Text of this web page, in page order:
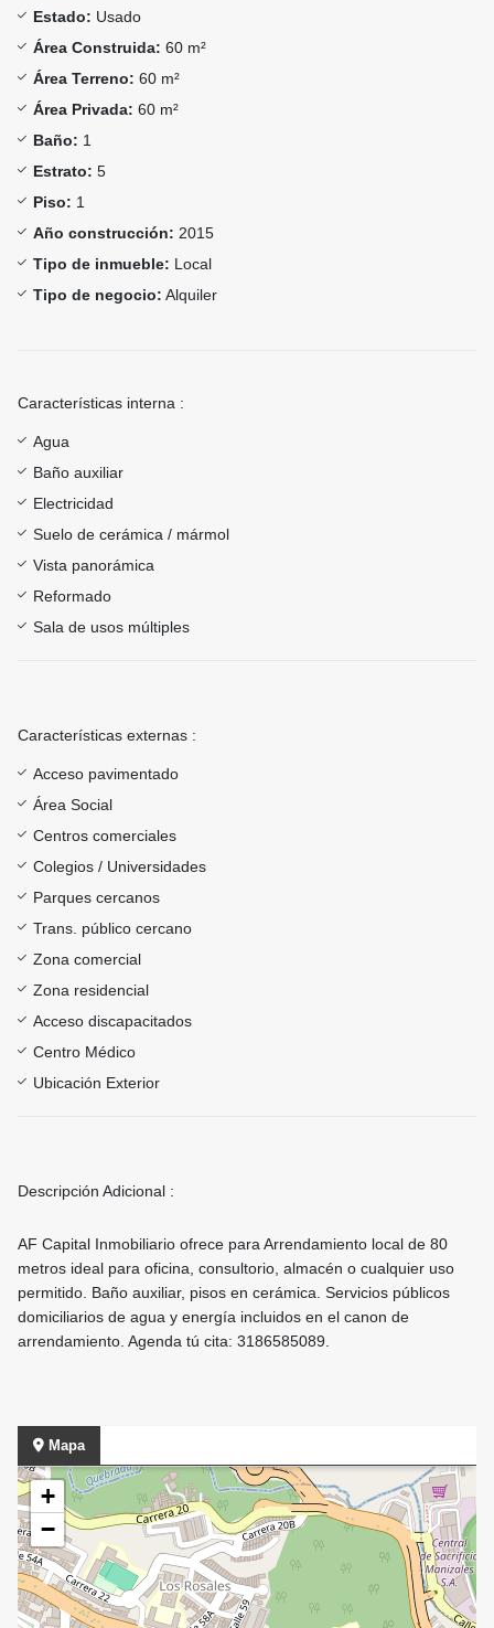
Estado: Usado
Área Construida: 60 m²
Área Terreno: 60 m²
Área Privada: 60 m²
Baño: 1
Estrato: 5
Piso: 1
Año construcción: 2015
Tipo de inmueble: Local
Tipo de negocio: Alquiler
Características interna :
Agua
Baño auxiliar
Electricidad
Suelo de cerámica / mármol
Vista panorámica
Reformado
Sala de usos múltiples
Características externas :
Acceso pavimentado
Área Social
Centros comerciales
Colegios / Universidades
Parques cercanos
Trans. público cercano
Zona comercial
Zona residencial
Acceso discapacitados
Centro Médico
Ubicación Exterior
Descripción Adicional :
AF Capital Inmobiliario ofrece para Arrendamiento local de 80
metros ideal para oficina, consultorio, almacén o cualquier uso
permitido. Baño auxiliar, pisos en cerámica. Servicios públicos
domiciliarios de agua y energía incluidos en el canon de
arrendamiento. Agenda tú cita: 3186585089.
Mapa
+
−